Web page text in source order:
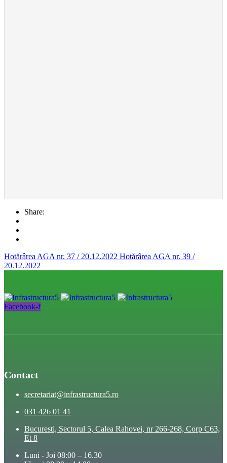
Share:
Hotărârea AGA nr. 37 / 20.12.2022 Hotărârea AGA nr. 39 /
20.12.2022
Facebook-f
Contact
secretariat@infrastructura5.ro
031 426 01 41
Bucuresti, Sectorul 5, Calea Rahovei, nr 266-268, Corp C63,
Et 8
Luni - Joi 08:00 – 16.30